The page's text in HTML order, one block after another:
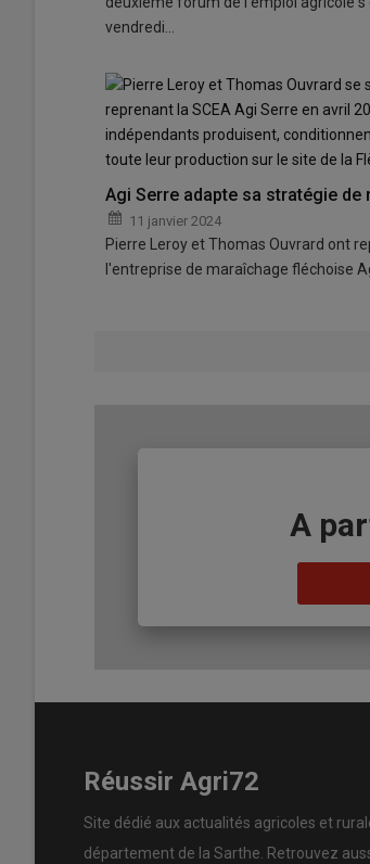
vendredi…
Agi Serre adapte sa stratégie de
11 janvier 2024
Pierre Leroy et Thomas Ouvrard ont
l'entreprise de maraîchage fléchoise
A
Réussir Agri72
Site dédié aux actualités agricoles et
département de la Sarthe. Retrouvez